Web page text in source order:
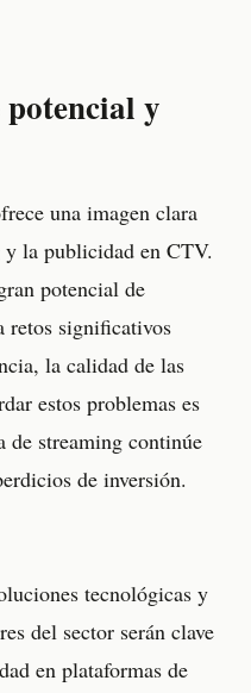
y
una imagen clara
la publicidad en CTV.
potencial de
retos significativos
la calidad de las
estos problemas es
de streaming continúe
de inversión.
tecnológicas y
del sector serán clave
en plataformas de